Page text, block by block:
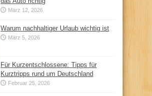
März 12, 2026
Warum nachhaltiger Urlaub wichtig ist
März 5, 2026
Für Kurzentschlossene: Tipps für
Kurztripps rund um Deutschland
Februar 25, 2026